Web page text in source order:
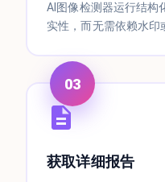
AI图像检测器运行结构
实性，而无需依赖水印
03
获取详细报告